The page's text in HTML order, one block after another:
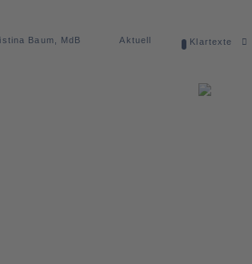
Baum, MdB Aktuell Klartexte